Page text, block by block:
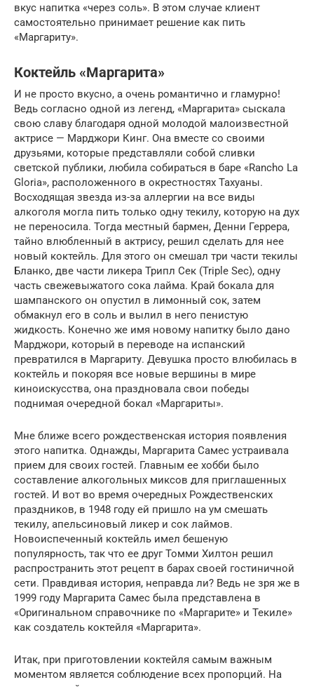
вкус напитка «через соль». В этом случае клиент
самостоятельно принимает решение как пить
«Маргариту».
Коктейль «Маргарита»
И не просто вкусно, а очень романтично и гламурно!
Ведь согласно одной из легенд, «Маргарита» сыскала
свою славу благодаря одной молодой малоизвестной
актрисе — Марджори Кинг. Она вместе со своими
друзьями, которые представляли собой сливки
светской публики, любила собираться в баре «Rancho La
Gloria», расположенного в окрестностях Тахуаны.
Восходящая звезда из-за аллергии на все виды
алкоголя могла пить только одну текилу, которую на дух
не переносила. Тогда местный бармен, Денни Геррера,
тайно влюбленный в актрису, решил сделать для нее
новый коктейль. Для этого он смешал три части текилы
Бланко, две части ликера Трипл Сек (Triple Sec), одну
часть свежевыжатого сока лайма. Край бокала для
шампанского он опустил в лимонный сок, затем
обмакнул его в соль и вылил в него пенистую
жидкость. Конечно же имя новому напитку было дано
Марджори, который в переводе на испанский
превратился в Маргариту. Девушка просто влюбилась в
коктейль и покоряя все новые вершины в мире
киноискусства, она праздновала свои победы
поднимая очередной бокал «Маргариты».
Мне ближе всего рождественская история появления
этого напитка. Однажды, Маргарита Самес устраивала
прием для своих гостей. Главным ее хобби было
составление алкогольных миксов для приглашенных
гостей. И вот во время очередных Рождественских
праздников, в 1948 году ей пришло на ум смешать
текилу, апельсиновый ликер и сок лаймов.
Новоиспеченный коктейль имел бешеную
популярность, так что ее друг Томми Хилтон решил
распространить этот рецепт в барах своей гостиничной
сети. Правдивая история, неправда ли? Ведь не зря же в
1999 году Маргарита Самес была представлена в
«Оригинальном справочнике по «Маргарите» и Текиле»
как создатель коктейля «Маргарита».
Итак, при приготовлении коктейля самым важным
моментом является соблюдение всех пропорций. На